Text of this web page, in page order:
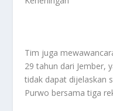
Tim juga
29 tahun dari Jember,
tidak dapat dijelaskan
Purwo bersama tiga